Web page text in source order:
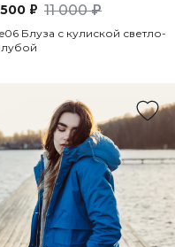
₽ 11 000 ₽
Блуза с кулиской светло-